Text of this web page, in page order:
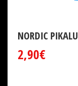
NORDIC
2,90€